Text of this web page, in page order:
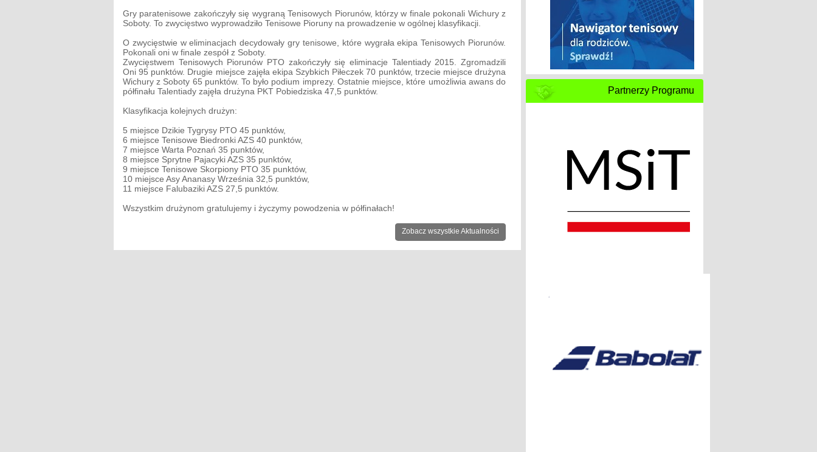
Gry paratenisowe zakończyły się wygraną Tenisowych Piorunów, którzy w finale pokonali Wichury z
Soboty. To zwycięstwo wyprowadziło Tenisowe Pioruny na prowadzenie w ogólnej klasyfikacji.
O zwycięstwie w eliminacjach decydowały gry tenisowe, które wygrała ekipa Tenisowych Piorunów.
Pokonali oni w finale zespół z Soboty.
Zwycięstwem Tenisowych Piorunów PTO zakończyły się eliminacje Talentiady 2015. Zgromadzili
Oni 95 punktów. Drugie miejsce zajęła ekipa Szybkich Piłeczek 70 punktów, trzecie miejsce drużyna
Wichury z Soboty 65 punktów. To było podium imprezy. Ostatnie miejsce, które umożliwia awans do
półfinału Talentiady zajęła drużyna PKT Pobiedziska 47,5 punktów.
Klasyfikacja kolejnych drużyn:
5 miejsce Dzikie Tygrysy PTO 45 punktów,
6 miejsce Tenisowe Biedronki AZS 40 punktów,
7 miejsce Warta Poznań 35 punktów,
8 miejsce Sprytne Pajacyki AZS 35 punktów,
9 miejsce Tenisowe Skorpiony PTO 35 punktów,
10 miejsce Asy Ananasy Września 32,5 punktów,
11 miejsce Falubaziki AZS 27,5 punktów.
Wszystkim drużynom gratulujemy i życzymy powodzenia w półfinałach!
Zobacz wszystkie Aktualności
Partnerzy Programu